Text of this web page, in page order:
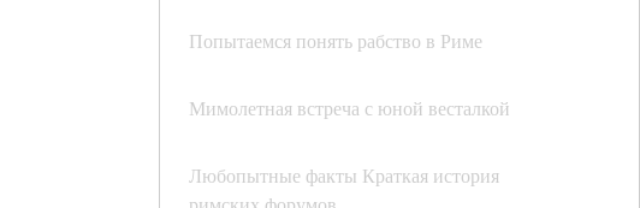
Попытаемся понять рабство в Риме
Мимолетная встреча с юной весталкой
Любопытные факты Краткая история